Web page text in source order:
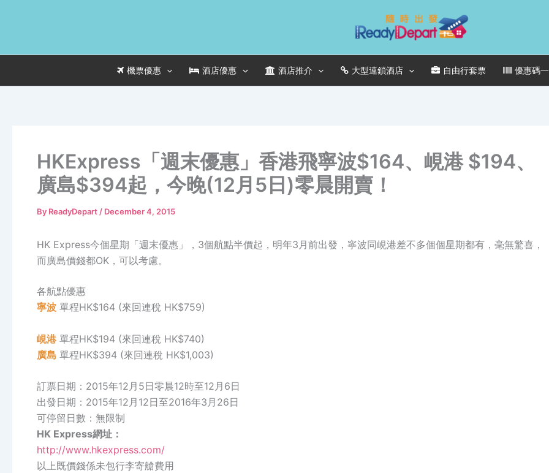
機票優惠 酒店優惠 酒店推介 大型連鎖酒店 自由行套票 優惠碼
HKExpress「週末優惠」香港飛寧波$164、峴港 $194、
廣島$394起，今晚(12月5日)零晨開賣！
By ReadyDepart / December 4, 2015
HK Express今個星期「週末優惠」，3個航點半價起，明年3月前出發，寧波同峴港差不多個個星期都有，毫無驚喜，
而廣島價錢都OK，可以考慮。
各航點優惠
寧波 單程HK$164 (來回連稅 HK$759)
峴港單程HK$194 (來回連稅 HK$740)
廣島 單程HK$394 (來回連稅 HK$1,003)
訂票日期：2015年12月5日零晨12時至12月6日
出發日期：2015年12月12日至2016年3月26日
可停留日數：無限制
HK Express網址：
http://www.hkexpress.com/
以上既價錢係未包行李寄艙費用